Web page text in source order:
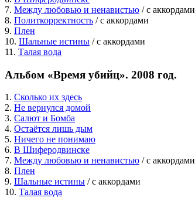
7. Между любовью и ненавистью / c аккордами
8. Политкорректность / c аккордами
9. Плен
10. Шальные истины / c аккордами
11. Талая вода
Альбом «Время убийц». 2008 год.
1. Сколько их здесь
2. Не вернулся домой
3. Салют и Бомба
4. Остаётся лишь дым
5. Ничего не понимаю
6. В Шиферодвинске
7. Между любовью и ненавистью / c аккордами
8. Плен
9. Шальные истины / c аккордами
10. Талая вода